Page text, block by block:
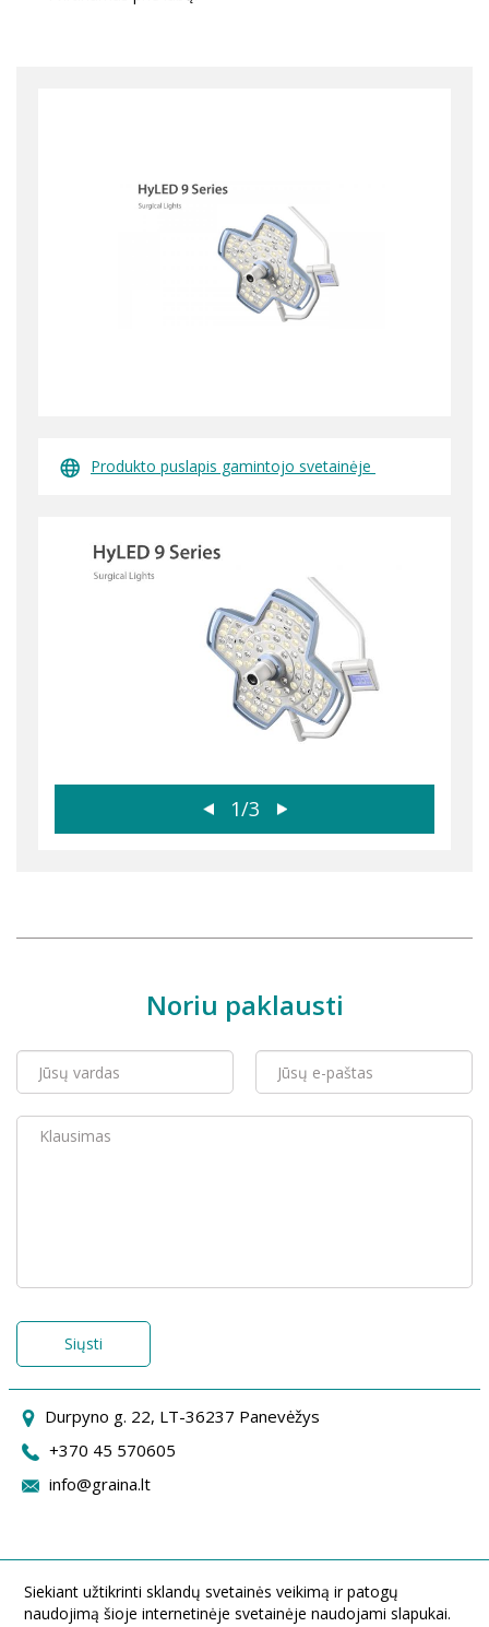
Produkto puslapis gamintojo svetainėje
1/3
Noriu paklausti
Siųsti
Durpyno g. 22, LT-36237 Panevėžys
+370 45 570605
info@graina.lt
Siekiant užtikrinti sklandų svetainės veikimą ir patogų
naudojimą šioje internetinėje svetainėje naudojami slapukai.